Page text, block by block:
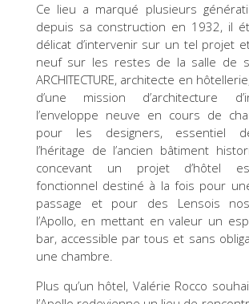
Ce lieu a marqué plusieurs
depuis sa construction en 1932, il
délicat d’intervenir sur un tel projet
neuf sur les restes de la salle de
ARCHITECTURE, architecte en
d’une mission d’architecture
l’enveloppe neuve en cours de
pour les designers, essentiel
l’héritage de l’ancien bâtiment
concevant un projet d’hôtel
fonctionnel destiné à la fois pour
passage et pour des Lensois
l’Apollo, en mettant en valeur un
bar, accessible par tous et sans
une chambre.
Plus qu’un hôtel, Valérie Rocco